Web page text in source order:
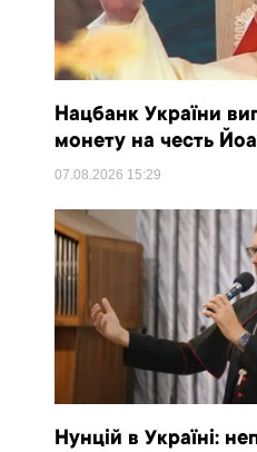
Нацбанк України
монету на честь
07.08.2026 15:29
Нунцій в Україні: